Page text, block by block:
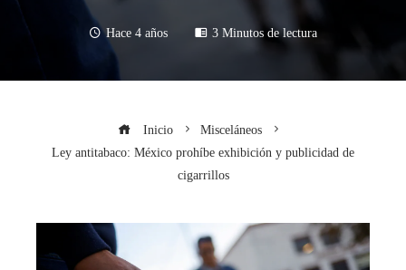
Hace 4 años 3 Minutos de lectura
Inicio
Misceláneos
Ley antitabaco: México prohíbe exhibición y publicidad de
cigarrillos